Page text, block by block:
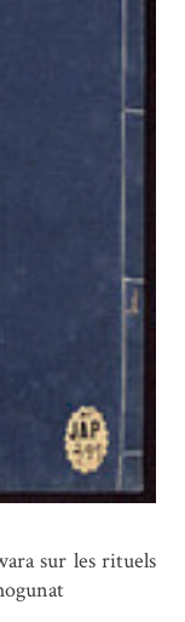
sur les rituels